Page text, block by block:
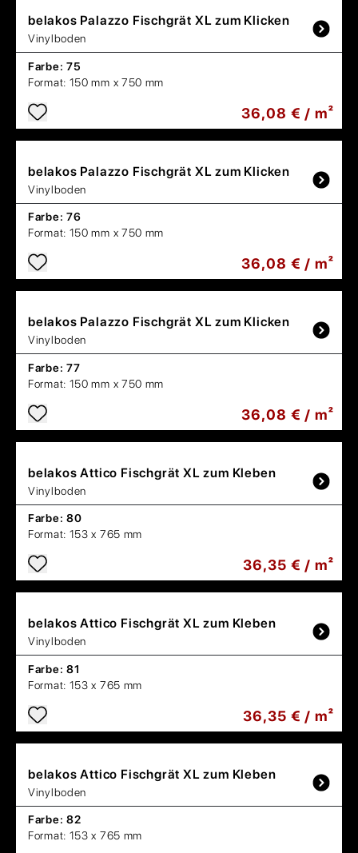
belakos Palazzo Fischgrät XL zum Klicken
Vinylboden
Farbe: 75
Format: 150 mm x 750 mm
36,08 € / m²
belakos Palazzo Fischgrät XL zum Klicken
Vinylboden
Farbe: 76
Format: 150 mm x 750 mm
36,08 € / m²
belakos Palazzo Fischgrät XL zum Klicken
Vinylboden
Farbe: 77
Format: 150 mm x 750 mm
36,08 € / m²
belakosAttico Fischgrät XL zum Kleben
Vinylboden
Farbe: 80
Format: 153 x 765 mm
36,35 € / m²
belakosAttico Fischgrät XL zum Kleben
Vinylboden
Farbe: 81
Format: 153 x 765 mm
36,35 € / m²
belakosAttico Fischgrät XL zum Kleben
Vinylboden
Farbe: 82
Format: 153 x 765 mm